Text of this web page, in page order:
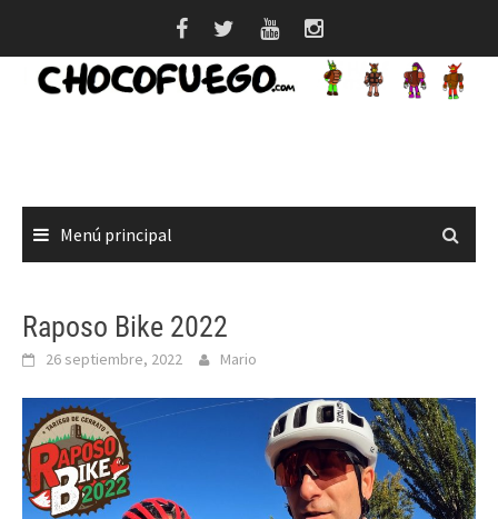
contenido
Menú principal
Raposo Bike 2022
26 septiembre, 2022 Mario